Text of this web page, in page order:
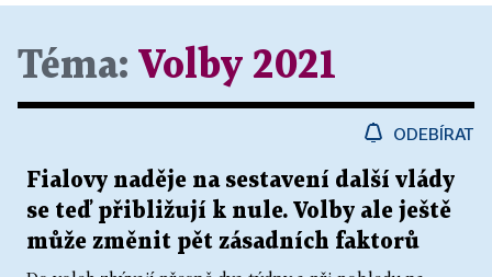
Téma: Volby 2021
ODEBÍRAT
Fialovy naděje na sestavení další vlády
se teď přibližují k nule. Volby ale ještě
může změnit pět zásadních faktorů